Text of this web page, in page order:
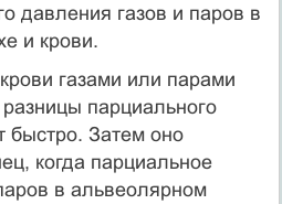
давления газов и паров в
и крови.
газами или парами
парциального
быстро. Затем оно
когда парциальное
в альвеолярном